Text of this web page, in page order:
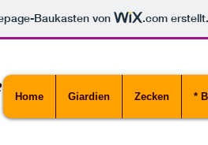
Baukasten von .com
Home Giardien Zecken *